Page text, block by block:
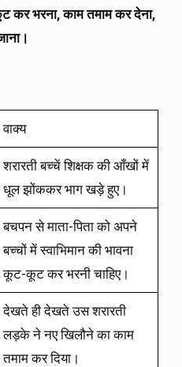
भरना, काम तमाम कर देना,
वाक्य
शरारती बच्चें शिक्षक की आँखों में
धूल झोंककर भाग खड़े हुए।
बचपन से माता-पिता को अपने
बच्चों में स्वाभिमान की भावना
कूट-कूट कर भरनी चाहिए।
देखते ही देखते उस शरारती
लड़के ने नए खिलौने का काम
तमाम कर दिया।